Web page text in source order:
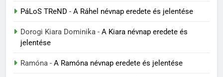
PáLoS TReND - A Ráhel névnap eredete és jelentése
Dorogi Kiara Dominika - A Kiara névnap eredete és
jelentése
Ramóna - A Ramóna névnap eredete és jelentése